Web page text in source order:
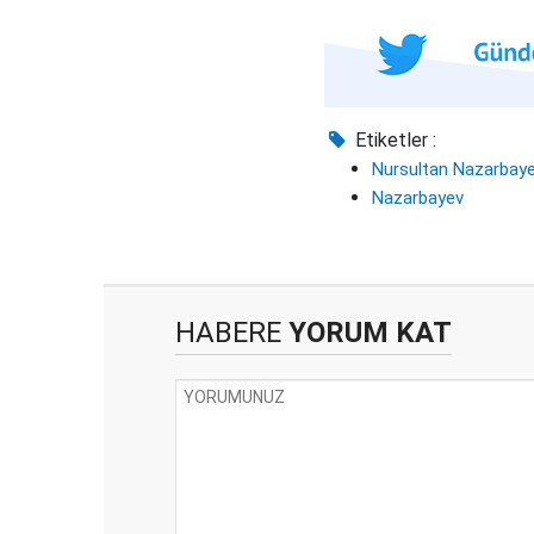
Etiketler :
Nursultan
Nazarbayev
HABERE YORUM KAT